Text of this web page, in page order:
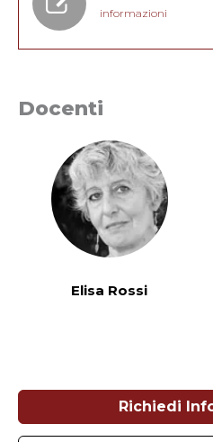
informazioni
Docenti
Elisa Rossi
Richiedi